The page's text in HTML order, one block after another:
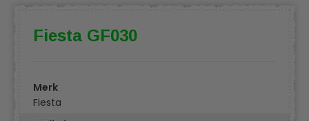
Fiesta GF030
Merk
Fiesta